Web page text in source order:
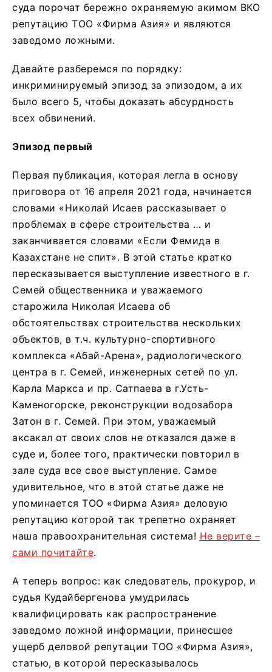
суда порочат бережно охраняемую акимом ВКО
репутацию ТОО «Фирма Азия» и являются
заведомо ложными.
Давайте разберемся по порядку:
инкриминируемый эпизод за эпизодом, а их
было всего 5, чтобы доказать абсурдность
всех обвинений.
Эпизод первый
Первая публикация, которая легла в основу
приговора от 16 апреля 2021 года, начинается
словами «Николай Исаев рассказывает о
проблемах в сфере строительства … и
заканчивается словами «Если Фемида в
Казахстане не спит». В этой статье кратко
пересказывается выступление известного в г.
Семей общественника и уважаемого
старожила Николая Исаева об
обстоятельствах строительства нескольких
объектов, в т.ч. культурно-спортивного
комплекса «Абай-Арена», радиологического
центра в г. Семей, инженерных сетей по ул.
Карла Маркса и пр. Сатпаева в г.Усть-
Каменогорске, реконструкции водозабора
Затон в г. Семей. При этом, уважаемый
аксакал от своих слов не отказался даже в
суде и, более того, практически повторил в
зале суда все свое выступление. Самое
удивительное, что в этой статье даже не
упоминается ТОО «Фирма Азия» деловую
репутацию которой так трепетно охраняет
наша правоохранительная система! Не верите –
сами почитайте.
А теперь вопрос: как следователь, прокурор, и
судья Кудайбергенова умудрилась
квалифицировать как распространение
заведомо ложной информации, принесшее
ущерб деловой репутации ТОО «Фирма Азия»,
статью, в которой пересказывалось